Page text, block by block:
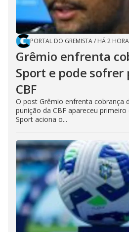
PORTAL DO GREMISTA/ HÁ 2
Grêmio enfrenta
Sport e pode sofrer
CBF
O post Grêmio enfrenta cobrança
punição da CBF apareceu
Sport aciona o...